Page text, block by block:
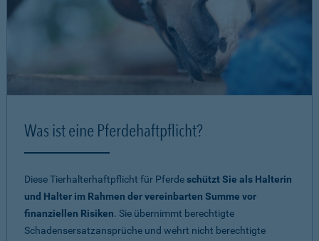
Was ist eine Pferdehaftpflicht?
Diese Tierhalterhaftpflicht für Pferdeschützt Sie als Halterin
und Halter im Rahmen der vereinbarten Summe vor
finanziellen Risiken. Sie übernimmt berechtigte
Schadensersatzansprüche und wehrt nicht berechtigte